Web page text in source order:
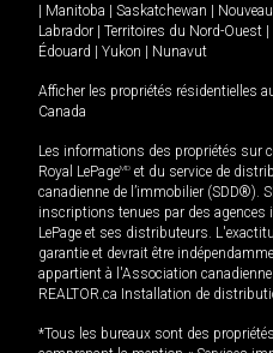
| Manitoba | Saskatchewan |
Labrador | Territoires du Nord-Ouest |
Édouard | Yukon | Nunavut
Afficher les propriétés résidentielles
Canada
Les informations des propriétés sur
Royal LePageMD et du service de
canadienne de l’immobilier (SDD®).
inscriptions tenues par des agences
LePage et ses distributeurs.
garantie et devrait être
appartient à l'Association
REALTOR.ca Installation de
*Tous les bureaux sont des